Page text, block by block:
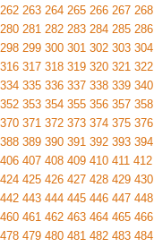
262 263 264 265 266 267 268
280 281 282 283 284 285 286
298 299 300 301 302 303 304
316 317 318 319 320 321 322
334 335 336 337 338 339 340
352 353 354 355 356 357 358
370 371 372 373 374 375 376
388 389 390 391 392 393 394
406 407 408 409 410 411 412
424 425 426 427 428 429 430
442 443 444 445 446 447 448
460 461 462 463 464 465 466
478 479 480 481 482 483 484